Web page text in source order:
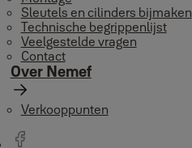
Sleutels en cilinders bijmaken
Technische begrippenlijst
Veelgestelde vragen
Contact
Over Nemef
Verkooppunten